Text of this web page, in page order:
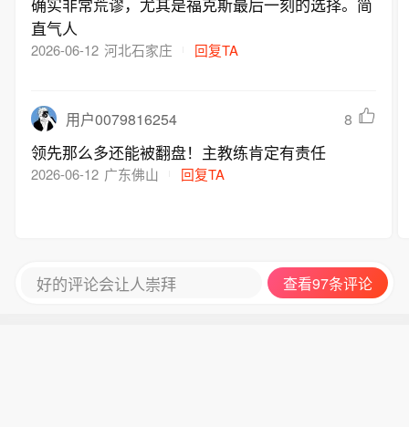
直气人
2026-06-12 河北石家庄 回复TA
用户0079816254 8
领先那么多还能被翻盘！主教练肯定有责任
2026-06-12 广东佛山 回复TA
好的评论会让人崇拜 查看97条评论